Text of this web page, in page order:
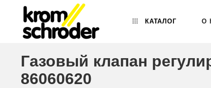
КАТАЛОГ О
Газовый клапан
86060620